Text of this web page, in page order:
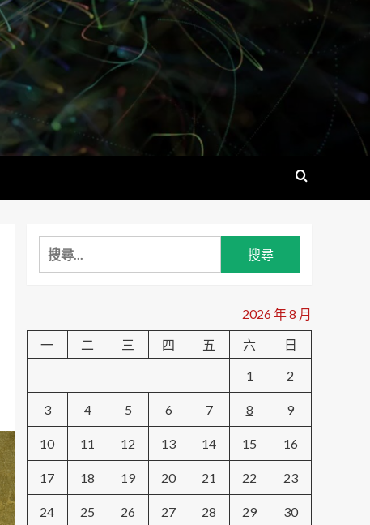
搜
尋
字:
2026 年 8 月
一
二 三 四 五 六
日
1
2
3 4 5 6 7 8 9
10 11 12 13 14 15 16
17 18 19 20 21 22 23
24 25 26 27 28 29 30